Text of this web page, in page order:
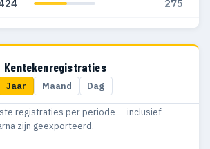
275
337
370
167
Kentekenregistraties
Jaar Maand Dag
registraties per periode — inclusief
zijn geëxporteerd.